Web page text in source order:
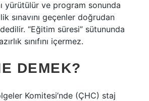
yürütülür ve program sonunda
sınavını geçenler doğrudan
“Eğitim süresi” sütununda
sınıfını içermez.
DEMEK?
Komitesi’nde (ÇHC) staj